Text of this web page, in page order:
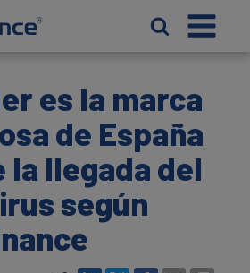
es la marca
de España
la llegada del
según